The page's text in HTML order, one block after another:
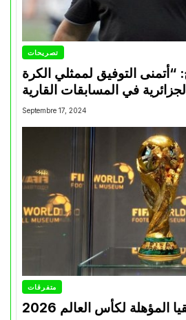
تصريحات
التوفيق لممثلي الكرة
Septembre 17, 2024
متفرقات
لكأس العالم 2026